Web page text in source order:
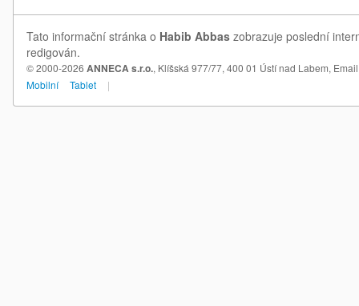
Tato informační stránka o Habib Abbas zobrazuje poslední
redigován.
© 2000-2026 ANNECA s.r.o., Klíšská 977/77, 400 01 Ústí nad Labem,
Mobilní
Tablet |